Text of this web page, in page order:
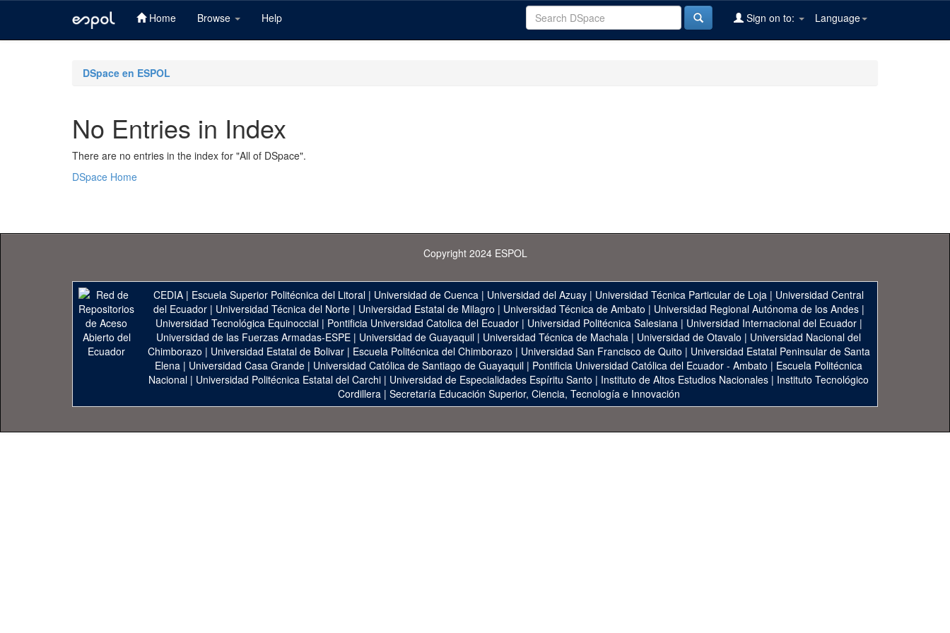
Home Browse Help Language
Sign on to:
DSpace en ESPOL
No Entries in Index
There are no entries in the index for "All of DSpace".
DSpace Home
Copyright 2024 ESPOL
CEDIA | Escuela Superior Politécnica del Litoral | Universidad de Cuenca | Universidad del Azuay | Universidad Técnica Particular de Loja | Universidad Central
del Ecuador| Universidad Técnica del Norte| Universidad Estatal de Milagro | Universidad Técnica de Ambato | Universidad Regional Autónoma de los Andes|
Universidad Tecnológica Equinoccial| Pontificia Universidad Catolica del Ecuador| Universidad Politécnica Salesiana| Universidad Internacional del Ecuador|
Universidad de las Fuerzas Armadas-ESPE | Universidad de Guayaquil | Universidad Técnica de Machala | Universidad de Otavalo | Universidad Nacional del
Chimborazo | Universidad Estatal de Bolivar| Escuela Politécnica del Chimborazo | Universidad San Francisco de Quito | Universidad Estatal Peninsular de Santa
Elena | Universidad Casa Grande | Universidad Católica de Santiago de Guayaquil | Pontificia Universidad Católica del Ecuador - Ambato | Escuela Politécnica
Nacional | Universidad Politécnica Estatal del Carchi | Universidad de Especialidades Espíritu Santo | Instituto de Altos Estudios Nacionales | Instituto Tecnológico
Cordillera| Secretaría Educación Superior, Ciencia, Tecnología e Innovación